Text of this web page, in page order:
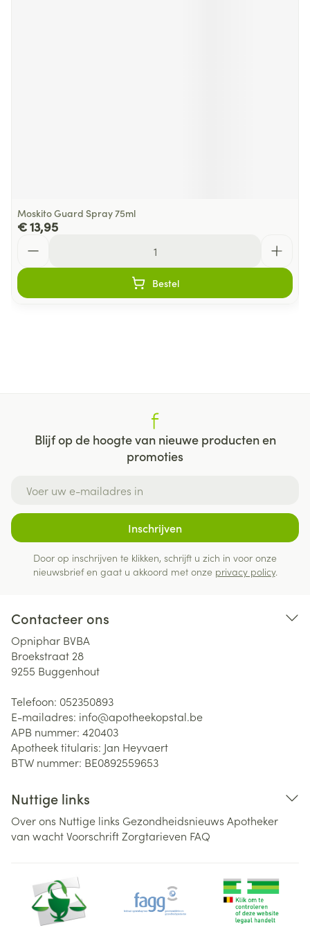
Moskito Guard Spray 75ml
€ 13,95
Bestel
Blijf op de hoogte van nieuwe producten en
promoties
Inschrijven
Door op inschrijven te klikken, schrijft u zich in voor onze
nieuwsbrief en gaat u akkoord met onze privacy policy.
Contacteer ons
Opniphar BVBA
Broekstraat 28
9255 Buggenhout
Telefoon: 052350893
E-mailadres: info@apotheekopstal.be
APB nummer: 420403
Apotheek titularis: Jan Heyvaert
BTW nummer: BE0892559653
Nuttige links
Over ons Nuttige links Gezondheidsnieuws Apotheker
van wachtVoorschriftZorgtarieven FAQ